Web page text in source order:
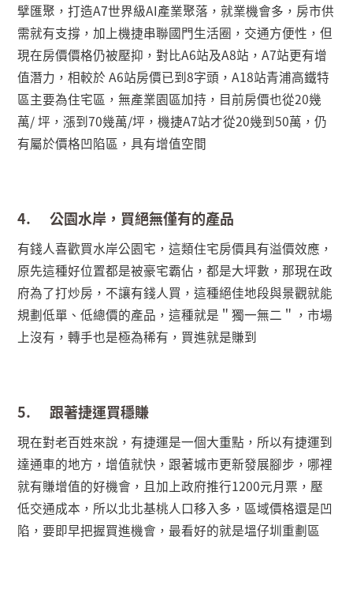
擘匯聚，打造A7世界級AI產業聚落，就業機會多，房市供
需就有支撐，加上機捷串聯國門生活圈，交通方便性，但
現在房價價格仍被壓抑，對比A6站及A8站，A7站更有增
值潛力，相較於 A6站房價已到8字頭，A18站青浦高鐵特
區主要為住宅區，無產業園區加持，目前房價也從20幾
萬/坪，漲到70幾萬/坪，機捷A7站才從20幾到50萬，仍
有屬於價格凹陷區，具有增值空間
4.公園水岸，買絕無僅有的產品
有錢人喜歡買水岸公園宅，這類住宅房價具有溢價效應，
原先這種好位置都是被豪宅霸佔，都是大坪數，那現在政
府為了打炒房，不讓有錢人買，這種絕佳地段與景觀就能
規劃低單、低總價的產品，這種就是＂獨一無二＂，市場
上沒有，轉手也是極為稀有，買進就是賺到
5. 跟著捷運買穩賺
現在對老百姓來說，有捷運是一個大重點，所以有捷運到
達通車的地方，增值就快，跟著城市更新發展腳步，哪裡
就有賺增值的好機會，且加上政府推行1200元月票，壓
低交通成本，所以北北基桃人口移入多，區域價格還是凹
陷，要即早把握買進機會，最看好的就是塭仔圳重劃區